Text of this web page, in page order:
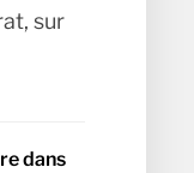
sur
dans